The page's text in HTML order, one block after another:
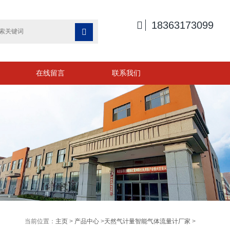

 18363173099
在线留言 联系我们
当前位置： 主页> 产品中心>天然气计量智能气体流量计厂家 >